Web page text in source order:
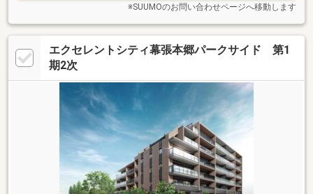
※SUUMOのお問い合わせページへ移動します
エクセレントシティ幕張本郷パークサイド 第1
期2次